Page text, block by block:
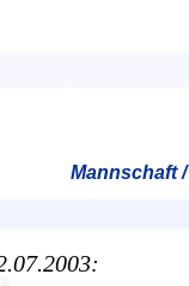
Mannschaft